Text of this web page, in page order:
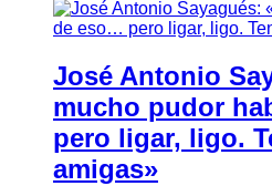
José Antonio
mucho pudor
pero ligar, ligo.
amigas»